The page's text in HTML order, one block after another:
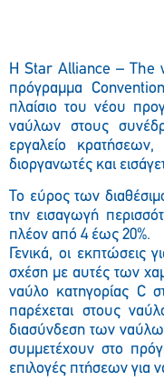
Η Star Alliance – The
πρόγραμμα
πλαίσιο του νέου
ναύλων στους
εργαλείο
διοργανωτές και
Το εύρος των
την εισαγωγή
πλέον από 4 έως 20%.
Γενικά, οι εκπτώσεις
σχέση με αυτές των
ναύλο κατηγορίας C
παρέχεται στους
διασύνδεση των
συμμετέχουν στο
επιλογές πτήσεων για